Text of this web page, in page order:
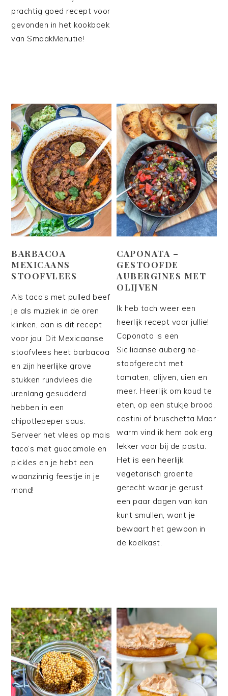
prachtig goed recept voor
gevonden in het kookboek
van SmaakMenutie!
BARBACOA
MEXICAANS
STOOFVLEES
Als taco’s met pulled beef
je als muziek in de oren
klinken, dan is dit recept
voor jou! Dit Mexicaanse
stoofvlees heet barbacoa
en zijn heerlijke grove
stukken rundvlees die
urenlang gesudderd
hebben in een
chipotlepeper saus.
Serveer het vlees op mais
taco’s met guacamole en
pickles en je hebt een
waanzinnig feestje in je
mond!
CAPONATA –
GESTOOFDE
AUBERGINES MET
OLIJVEN
Ik heb toch weer een
heerlijk recept voor jullie!
Caponata is een
Siciliaanse aubergine-
stoofgerecht met
tomaten, olijven, uien en
meer. Heerlijk om koud te
eten, op een stukje brood,
costini of bruschetta Maar
warm vind ik hem ook erg
lekker voor bij de pasta.
Het is een heerlijk
vegetarisch groente
gerecht waar je gerust
een paar dagen van kan
kunt smullen, want je
bewaart het gewoon in
de koelkast.